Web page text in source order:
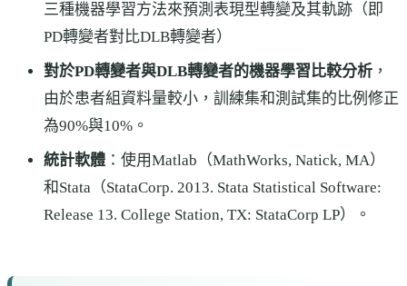
三種機器學習方法來預測表現型轉變及其軌跡（即
PD轉變者對比DLB轉變者）
對於PD轉變者與DLB轉變者的機器學習比較分析 ，
由於患者組資料量較小，訓練集和測試集的比例修正
為90%與10%。
統計軟體 ：使用Matlab（MathWorks, Natick, MA）
和Stata（StataCorp. 2013. Stata Statistical Software:
Release 13. College Station, TX: StataCorp LP）。